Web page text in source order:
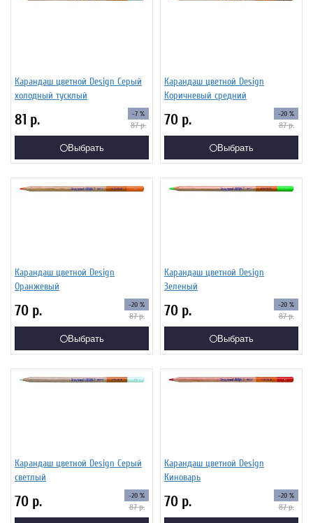
Карандаш цветной Design Серый
холодный тусклый
81 р. -7 %
87р.
Выбрать
Карандаш цветной Design
Коричневый средний
70 р. -20 %
87р.
Выбрать
Карандаш цветной Design
Оранжевый
70 р. -20 %
87р.
Выбрать
Карандаш цветной Design
Зеленый
70 р. -20 %
87р.
Выбрать
Карандаш цветной Design Серый
светлый
70 р. -20 %
87р.
Карандаш цветной Design
Киноварь
70 р. -20 %
87р.